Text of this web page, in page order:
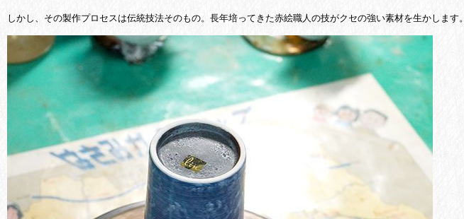
しかし、その製作プロセスは伝統技法そのもの。長年培ってきた赤絵職人の技がクセの強い素材を生かします。